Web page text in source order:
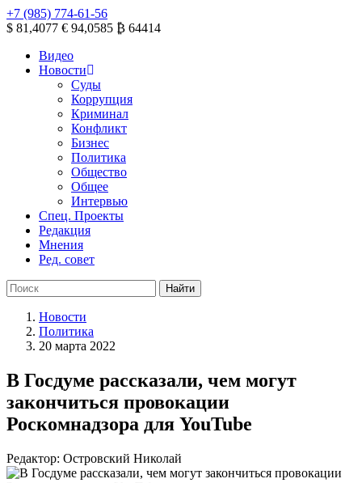
+7 (985) 774-61-56
$ 81,4077 € 94,0585 ₿ 64414
Видео
Новости
Суды
Коррупция
Криминал
Конфликт
Бизнес
Политика
Общество
Общее
Интервью
Спец. Проекты
Редакция
Мнения
Ред. совет
Новости
Политика
20 марта 2022
В Госдуме рассказали, чем могут
закончиться провокации
Роскомнадзора для YouTube
Редактор: Островский Николай